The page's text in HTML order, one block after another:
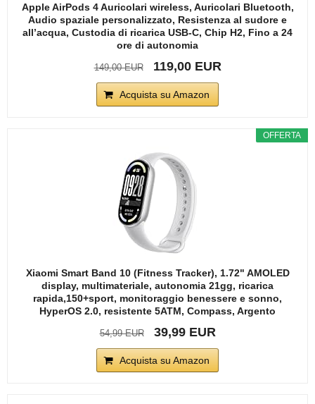
Apple AirPods 4 Auricolari wireless, Auricolari Bluetooth,
Audio spaziale personalizzato, Resistenza al sudore e
all’acqua, Custodia di ricarica USB-C, Chip H2, Fino a 24
ore di autonomia
149,00 EUR 119,00 EUR
Acquista su Amazon
OFFERTA
Xiaomi Smart Band 10 (Fitness Tracker), 1.72" AMOLED
display, multimateriale, autonomia 21gg, ricarica
rapida,150+sport, monitoraggio benessere e sonno,
HyperOS 2.0, resistente 5ATM, Compass, Argento
54,99 EUR 39,99 EUR
Acquista su Amazon